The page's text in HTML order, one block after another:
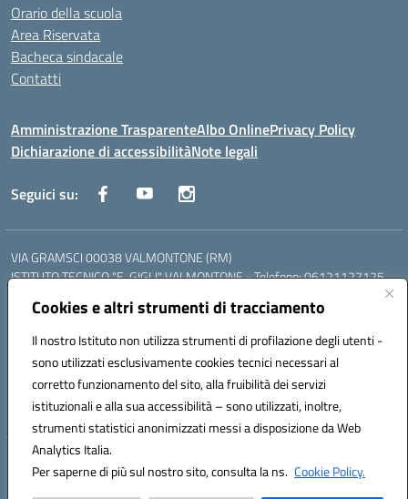
Cookies e altri strumenti di tracciamento
Il nostro Istituto non utilizza strumenti di profilazione degli utenti -
sono utilizzati esclusivamente cookies tecnici necessari al
corretto funzionamento del sito, alla fruibilità dei servizi
istituzionali e alla sua accessibilità – sono utilizzati, inoltre,
strumenti statistici anonimizzati messi a disposizione da Web
Analytics Italia.
Per saperne di più sul nostro sito, consulta la ns. Cookie Policy.
Orario della scuola
Area Riservata
Bacheca sindacale
Contatti
Amministrazione TrasparenteAlbo OnlinePrivacy Policy
Dichiarazione di accessibilitàNote legali
Seguici su:
VIA GRAMSCI 00038 VALMONTONE (RM)
ISTITUTO TECNICO "E. GIGLI" VALMONTONE - Telefono: 06121127125
06121126825
LICEO DELLE SCIENZE UMANE "P.L. NERVI" SEGNI - Telefono:
Mail: RMIS099002@istruzione.it - PEC: RMIS099002@pec.istruzione.it
Codice meccanografico: RMIS099002
Codice fiscale: 95036960581
Hosting & Powered by 3D Solution S.r.l.
Concept & Design by Designers Italia